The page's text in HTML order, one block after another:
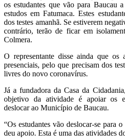
os estudantes que vão para Baucau
estudos em Fatumaca. Estes
dos testes amanhã. Se estiverem
contrário, terão de ficar em
Colmera.
O representante disse ainda que os
presenciais, pelo que precisam dos
livres do novo coronavírus.
Já a fundadora da Casa da
objetivo da atividade é apoiar os
deslocar ao Município de Baucau.
“Os estudantes vão deslocar-se para
deu apoio. Esta é uma das atividades